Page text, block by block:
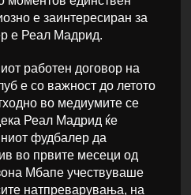
е заинтересиран за
е Реал Мадрид.
работен договор на
е со важност до летото
во медиумите се
Реал Мадрид ќе
фудбалер да
во првите месеци од
Мбапе учествуваше
натпреварувања, на